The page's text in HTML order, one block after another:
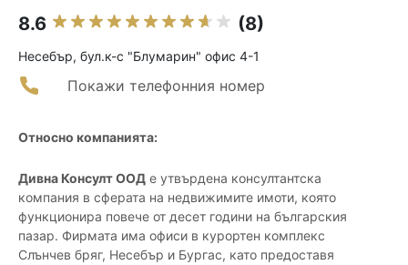
8.6 (8)
Несебър, бул.к-с "Блумарин" офис 4-1
Покажи телефонния номер
Относно компанията:
Дивна Консулт ООД е утвърдена консултантска
компания в сферата на недвижимите имоти, която
функционира повече от десет години на българския
пазар. Фирмата има офиси в курортен комплекс
Слънчев бряг, Несебър и Бургас, като предоставя